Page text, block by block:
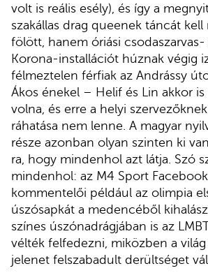
volt is reális esély), és így a
szakállas drag queenek táncát kell
fölött, hanem óriási csodaszarvas-
Korona-installációt húznak végig
félmeztelen férfiak az Andrássy
Ákos énekel – Helif és Lin akkor
volna, és erre a helyi
ráhatása nem lenne. A magyar
része azonban olyan szinten ki
ra, hogy mindenhol azt látja. Szó
mindenhol: az M4 Sport
kommentelői például az olimpia
úszósapkát a medencéből
színes úszónadrágjában is az
vélték felfedezni, miközben a világ
jelenet felszabadult derültséget